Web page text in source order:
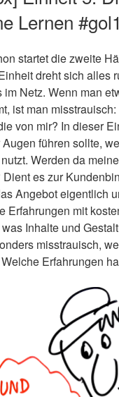
Lernen
startet die zweite
dreht sich alles
im Netz. Wenn man
ist man
von mir? In dieser
führen sollte,
Werden da
es zur
Angebot eigentlich
Erfahrungen mit
Inhalte und
misstrauisch,
Erfahrungen